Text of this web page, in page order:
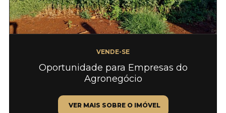
VENDE-SE
Oportunidade para Empresas do
Agronegócio
VER MAIS SOBRE O IMÓVEL